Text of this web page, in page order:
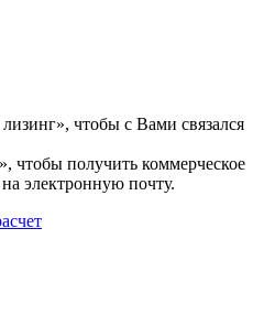
чтобы с Вами связался
чтобы получить коммерческое
электронную почту.